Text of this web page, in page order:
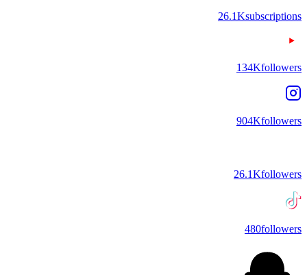
26.1Ksubscriptions
134Kfollowers
904Kfollowers
26.1Kfollowers
480followers